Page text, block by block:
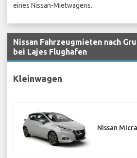
eines Nissan-Mietwagens.
Nissan Fahrzeugmieten nach
bei Lajes Flughafen
Kleinwagen
Nissan Micra